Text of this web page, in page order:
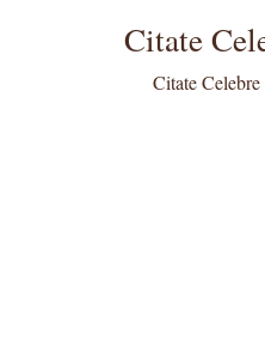
Citate
Citate